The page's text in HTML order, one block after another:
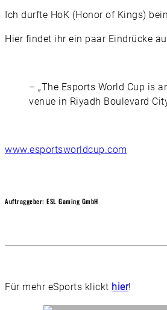
Ich durfte HoK (Honor of Kings)
Hier findet ihr ein paar Eindrücke
– „The Esports World Cup is
venue in Riyadh Boulevard
www.esportsworldcup.com
Auftraggeber: ESL Gaming GmbH
Für mehr eSports klickt hier!